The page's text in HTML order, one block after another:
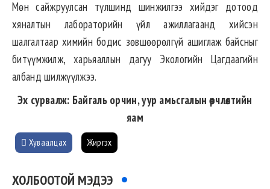
Мөн сайжруулсан түлшинд шинжилгээ хийдэг дотоод
хяналтын лабораторийн үйл ажиллагаанд хийсэн
шалгалтаар химийн бодис зөвшөөрөлгүй ашиглаж байсныг
битүүмжилж, харьяаллын дагуу Экологийн Цагдаагийн
албанд шилжүүлжээ.
Эх сурвалж: Байгаль орчин, уур амьсгалын өөрчлөлтийн
яам
Хуваалцах Жиргэх
ХОЛБООТОЙ МЭДЭЭ